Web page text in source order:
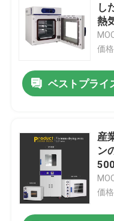
し
熱
価
ベストプライ
産
ン
価